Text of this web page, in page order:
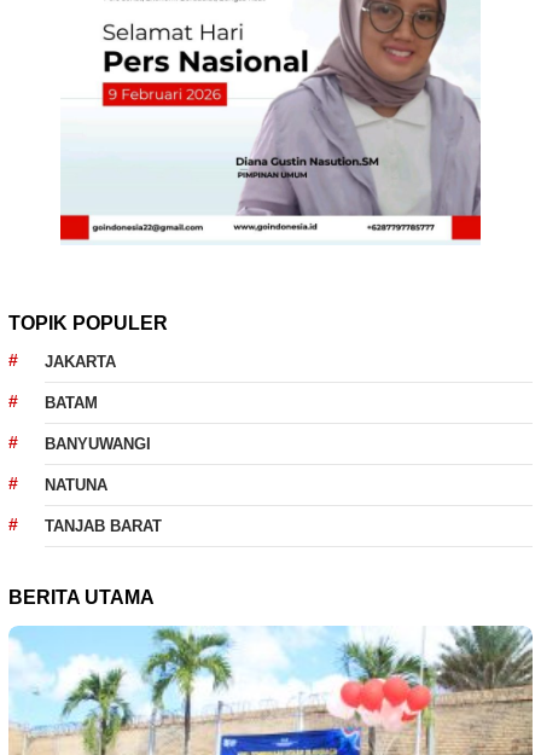
TOPIK POPULER
JAKARTA
BATAM
BANYUWANGI
NATUNA
TANJAB BARAT
BERITA UTAMA